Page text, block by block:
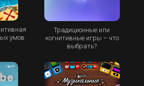
умов
Традиционные или
когнитивные игры – что
выбрать?